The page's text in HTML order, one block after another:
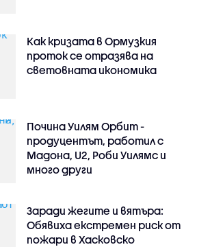
Как кризата в Ормузкия
проток се отразява на
световната икономика
Почина Уилям Орбит -
продуцентът, работил с
Мадона, U2, Роби Уилямс и
много други
Заради жегите и вятъра:
Обявиха екстремен риск от
пожари в Хасковско